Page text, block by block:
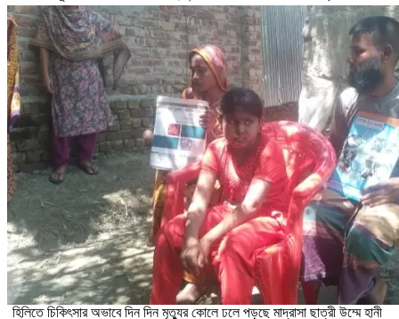
হিলিতে চিকিৎসার অভাবে দিন দিন মৃত্যুর কোলে ঢলে পড়ছে মাদ্রাসা ছাত্রী উম্মে হানী